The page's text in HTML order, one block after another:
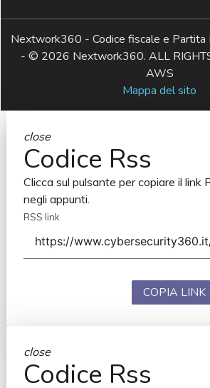
Nextwork360 - Codice fiscale e
- © 2026 Nextwork360. ALL
AWS
Mappa del sito
close
Codice Rss
Clicca sul pulsante per copiare il link
negli appunti.
RSS link
COPIA LINK
close
Codice Rss